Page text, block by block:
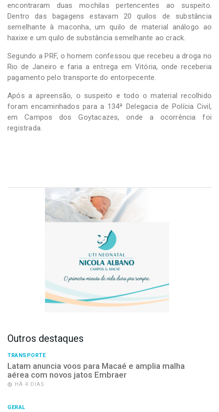
encontraram duas mochilas pertencentes ao suspeito.
Dentro das bagagens estavam 20 quilos de substância
semelhante à maconha, um quilo de material análogo ao
haxixe e um quilo de substância semelhante ao crack.
Segundo a PRF, o homem confessou que recebeu a droga no
Rio de Janeiro e faria a entrega em Vitória, onde receberia
pagamento pelo transporte do entorpecente.
Após a apreensão, o suspeito e todo o material recolhido
foram encaminhados para a 134ª Delegacia de Polícia Civil,
em Campos dos Goytacazes, onde a ocorrência foi
registrada.
Outros destaques
TRANSPORTE
Latam anuncia voos para Macaé e amplia malha
aérea com novos jatos Embraer
HÁ 4 DIAS
GERAL